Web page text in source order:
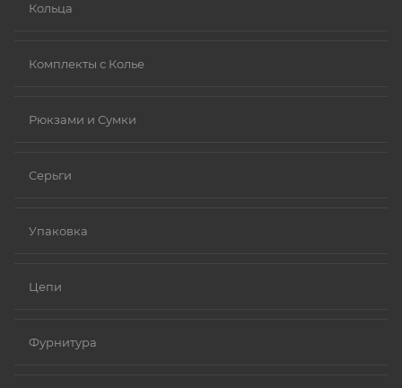
Кольца
Комплекты с Колье
Рюкзами и Сумки
Серьги
Упаковка
Цепи
Фурнитура